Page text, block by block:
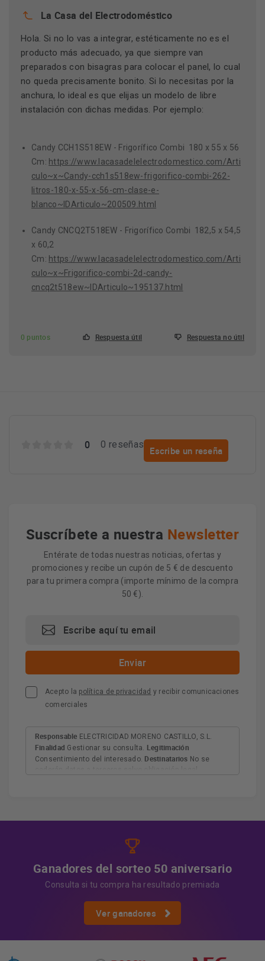
La Casa del Electrodoméstico
Hola. Si no lo vas a integrar, estéticamente no es el
producto más adecuado, ya que siempre van
preparados con bisagras para colocar el panel, lo cual
no queda precisamente bonito. Si lo necesitas por la
anchura, lo ideal es que elijas un modelo de libre
instalación con dichas medidas. Por ejemplo:
Candy CCH1S518EW - Frigorífico Combi 180 x 55 x 56
Cm: https://www.lacasadelelectrodomestico.com/Arti
culo~x~Candy-cch1s518ew-frigorifico-combi-262-
litros-180-x-55-x-56-cm-clase-e-
blanco~IDArticulo~200509.html
Candy CNCQ2T518EW - Frigorífico Combi 182,5 x 54,5
x 60,2
Cm: https://www.lacasadelelectrodomestico.com/Arti
culo~x~Frigorifico-combi-2d-candy-
cncq2t518ew~IDArticulo~195137.html
0 puntos Respuesta útil Respuesta no útil
0 0 reseñas
Escribe un reseña
Suscríbete a nuestra Newsletter
Entérate de todas nuestras noticias, ofertas y
promociones y recibe un cupón de 5 € de descuento
para tu primera compra (importe mínimo de la compra
50 €).
Acepto la política de privacidad y recibir comunicaciones
comerciales
Responsable ELECTRICIDAD MORENO CASTILLO, S.L.
Finalidad Gestionar su consulta. Legitimación
Consentimiento del interesado. Destinatarios No se
Ganadores del sorteo 50 aniversario
Consulta si tu compra ha resultado premiada
Ver ganadores